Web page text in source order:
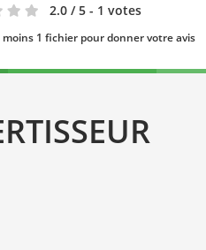
2.0 / 5 - 1 votes
1 fichier pour donner votre avis